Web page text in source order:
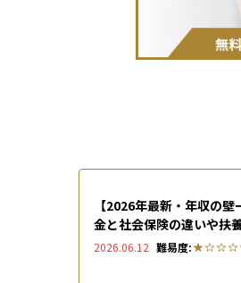
【2026年最新・年収の
金と社会保険の違いや扶
ための手続きを解説
2026.06.12 難易度: